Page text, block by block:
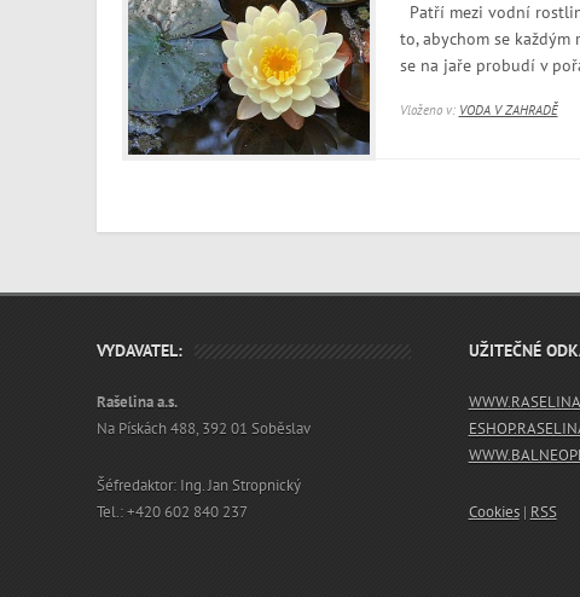
Patří mezi vodní
to, abychom se
se na jaře probudí v
Vloženo v: VODA V ZAHRADĚ
VYDAVATEL:
Rašelina a.s.
Na Pískách 488, 392 01 Soběslav
Šéfredaktor: Ing. Jan Stropnický
Tel.: +420 602 840 237
UŽITEČNÉ
Cookies| RSS